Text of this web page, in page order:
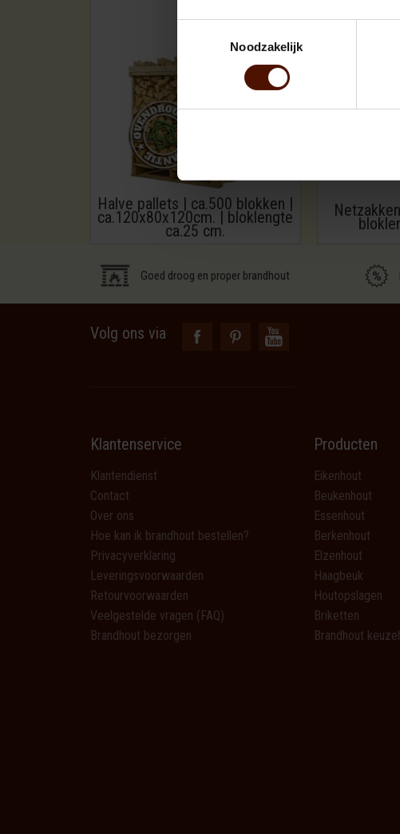
Noodzakelijk
Halve pallets | ca.500 blokken |
ca.120x80x120cm. | bloklengte
ca.25 cm.
Goed droog en proper brandhout
Volg ons via
Klantenservice
Klantendienst
Contact
Over ons
Hoe kan ik brandhout bestellen?
Privacyverklaring
Leveringsvoorwaarden
Retourvoorwaarden
Veelgestelde vragen (FAQ)
Brandhout bezorgen
Producten
Eikenhout
Beukenhout
Essenhout
Berkenhout
Elzenhout
Haagbeuk
Houtopslagen
Briketten
Brandhout